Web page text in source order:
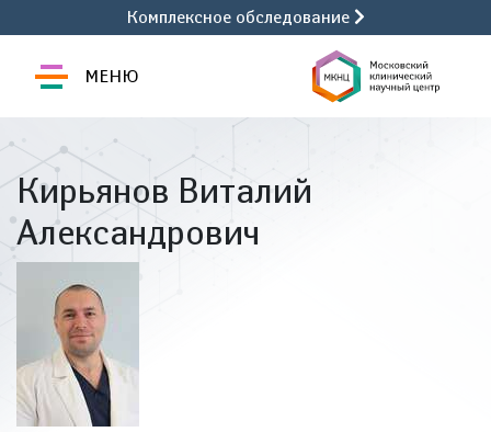
Комплексное обследование
МЕНЮ
Кирьянов Виталий
Александрович